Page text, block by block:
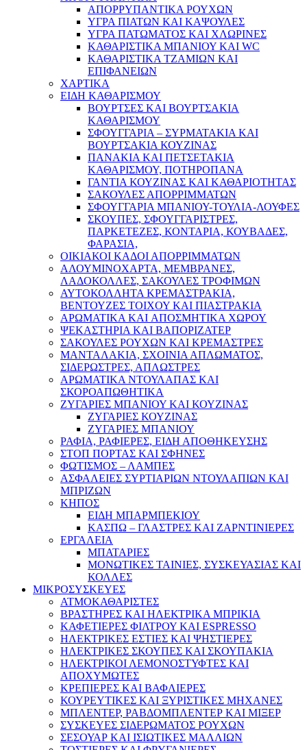
ΑΠΟΡΡΥΠΑΝΤΙΚΑ ΡΟΥΧΩΝ
ΥΓΡΑ ΠΙΑΤΩΝ ΚΑΙ ΚΑΨΟΥΛΕΣ
ΥΓΡΑ ΠΑΤΩΜΑΤΟΣ ΚΑΙ ΧΛΩΡΙΝΕΣ
ΚΑΘΑΡΙΣΤΙΚΑ ΜΠΑΝΙΟΥ ΚΑΙ WC
ΚΑΘΑΡΙΣΤΙΚΑ ΤΖΑΜΙΩΝ ΚΑΙ
ΕΠΙΦΑΝΕΙΩΝ
ΧΑΡΤΙΚΑ
ΕΙΔΗ ΚΑΘΑΡΙΣΜΟΥ
ΒΟΥΡΤΣΕΣ ΚΑΙ ΒΟΥΡΤΣΑΚΙΑ
ΚΑΘΑΡΙΣΜΟΥ
ΣΦΟΥΓΓΑΡΙΑ – ΣΥΡΜΑΤΑΚΙΑ ΚΑΙ
ΒΟΥΡΤΣΑΚΙΑ ΚΟΥΖΙΝΑΣ
ΠΑΝΑΚΙΑ ΚΑΙ ΠΕΤΣΕΤΑΚΙΑ
ΚΑΘΑΡΙΣΜΟΥ, ΠΟΤΗΡΟΠΑΝΑ
ΓΑΝΤΙΑ ΚΟΥΖΙΝΑΣ ΚΑΙ ΚΑΘΑΡΙΟΤΗΤΑΣ
ΣΑΚΟΥΛΕΣ ΑΠΟΡΡΙΜΜΑΤΩΝ
ΣΦΟΥΓΓΑΡΙΑ ΜΠΑΝΙΟΥ-ΤΟΥΛΙΑ-ΛΟΥΦΕΣ
ΣΚΟΥΠΕΣ, ΣΦΟΥΓΓΑΡΙΣΤΡΕΣ,
ΠΑΡΚΕΤΕΖΕΣ, ΚΟΝΤΑΡΙΑ, ΚΟΥΒΑΔΕΣ,
ΦΑΡΑΣΙΑ,
ΟΙΚΙΑΚΟΙ ΚΑΔΟΙ ΑΠΟΡΡΙΜΜΑΤΩΝ
ΑΛΟΥΜΙΝΟΧΑΡΤΑ, ΜΕΜΒΡΑΝΕΣ,
ΛΑΔΟΚΟΛΛΕΣ, ΣΑΚΟΥΛΕΣ ΤΡΟΦΙΜΩΝ
ΑΥΤΟΚΟΛΛΗΤΑ ΚΡΕΜΑΣΤΡΑΚΙΑ,
ΒΕΝΤΟΥΖΕΣ ΤΟΙΧΟΥ ΚΑΙ ΠΙΑΣΤΡΑΚΙΑ
ΑΡΩΜΑΤΙΚΑ KAI ΑΠΟΣΜΗΤΙΚΑ ΧΩΡΟΥ
ΨΕΚΑΣΤΗΡΙΑ ΚΑΙ ΒΑΠΟΡΙΖΑΤΕΡ
ΣΑΚΟΥΛΕΣ ΡΟΥΧΩΝ ΚΑΙ ΚΡΕΜΑΣΤΡΕΣ
ΜΑΝΤΑΛΑΚΙΑ, ΣΧΟΙΝΙΑ ΑΠΛΩΜΑΤΟΣ,
ΣΙΔΕΡΩΣΤΡΕΣ, ΑΠΛΩΣΤΡΕΣ
ΑΡΩΜΑΤΙΚΑ ΝΤΟΥΛΑΠΑΣ ΚΑΙ
ΣΚΟΡΟΑΠΩΘΗΤΙΚΑ
ΖΥΓΑΡΙΕΣ ΜΠΑΝΙΟΥ ΚΑΙ ΚΟΥΖΙΝΑΣ
ΖΥΓΑΡΙΕΣ ΚΟΥΖΙΝΑΣ
ΖΥΓΑΡΙΕΣ ΜΠΑΝΙΟΥ
ΡΑΦΙΑ, ΡΑΦΙΕΡΕΣ, ΕΙΔΗ ΑΠΟΘΗΚΕΥΣΗΣ
ΣΤΟΠ ΠΟΡΤΑΣ ΚΑΙ ΣΦΗΝΕΣ
ΦΩΤΙΣΜΟΣ – ΛΑΜΠΕΣ
ΑΣΦΑΛΕΙΕΣ ΣΥΡΤΙΑΡΙΩΝ ΝΤΟΥΛΑΠΙΩΝ ΚΑΙ
ΜΠΡΙΖΩΝ
ΚΗΠΟΣ
ΕΙΔΗ ΜΠΑΡΜΠΕΚΙΟΥ
ΚΑΣΠΩ – ΓΛΑΣΤΡΕΣ ΚΑΙ ΖΑΡΝΤΙΝΙΕΡΕΣ
ΕΡΓΑΛΕΙΑ
ΜΠΑΤΑΡΙΕΣ
ΜΟΝΩΤΙΚΕΣ ΤΑΙΝΙΕΣ, ΣΥΣΚΕΥΑΣΙΑΣ ΚΑΙ
ΚΟΛΛΕΣ
ΜΙΚΡΟΣΥΣΚΕΥΕΣ
ΑΤΜΟΚΑΘΑΡΙΣΤΕΣ
ΒΡΑΣΤΗΡΕΣ ΚΑΙ ΗΛΕΚΤΡΙΚΑ ΜΠΡΙΚΙΑ
ΚΑΦΕΤΙΕΡΕΣ ΦΙΛΤΡΟΥ ΚΑΙ ESPRESSO
ΗΛΕΚΤΡΙΚΕΣ ΕΣΤΙΕΣ ΚΑΙ ΨΗΣΤΙΕΡΕΣ
ΗΛΕΚΤΡΙΚΕΣ ΣΚΟΥΠΕΣ ΚΑΙ ΣΚΟΥΠΑΚΙΑ
ΗΛΕΚΤΡΙΚΟΙ ΛΕΜΟΝΟΣΤΥΦΤΕΣ ΚΑΙ
ΑΠΟΧΥΜΩΤΕΣ
ΚΡΕΠΙΕΡΕΣ ΚΑΙ ΒΑΦΛΙΕΡΕΣ
ΚΟΥΡΕΥΤΙΚΕΣ ΚΑΙ ΞΥΡΙΣΤΙΚΕΣ ΜΗΧΑΝΕΣ
ΜΠΛΕΝΤΕΡ, ΡΑΒΔΟΜΠΛΕΝΤΕΡ ΚΑΙ ΜΙΞΕΡ
ΣΥΣΚΕΥΕΣ ΣΙΔΕΡΩΜΑΤΟΣ ΡΟΥΧΩΝ
ΣΕΣΟΥΑΡ ΚΑΙ ΙΣΙΩΤΙΚΕΣ ΜΑΛΛΙΩΝ